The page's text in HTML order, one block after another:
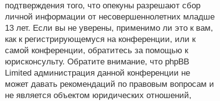
подтверждения того, что опекуны разрешают сбор
личной информации от несовершеннолетних младше
13 лет. Если вы не уверены, применимо ли это к вам,
как к регистрирующемуся на конференции, или к
самой конференции, обратитесь за помощью к
юрисконсульту. Обратите внимание, что phpBB
Limited администрация данной конференции не
может давать рекомендаций по правовым вопросам и
не является объектом юридических отношений,